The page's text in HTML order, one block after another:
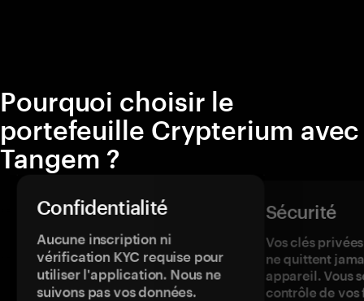
Pourquoi choisir le
portefeuille Crypterium avec
Tangem ?
Confidentialité
Aucune inscription ni
vérification KYC requise pour
utiliser l'application. Nous ne
suivons pas vos données.
Sécurité
Vos clés
ne quittent
appareil. Vous
contrôle de vos